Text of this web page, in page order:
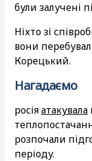
були залучені
Ніхто зі
вони
Корецький.
Нагадаємо
росіяатакувала
розпочали
періоду.